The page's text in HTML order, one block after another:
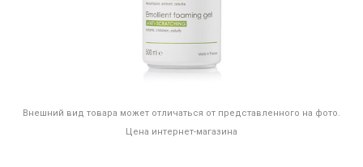
Внешний вид товара может отличаться от представленного на фото.
Цена интернет-магазина